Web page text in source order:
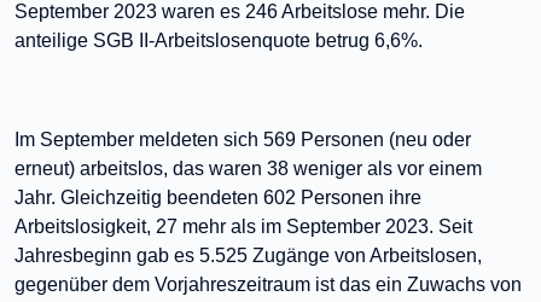
September 2023 waren es 246 Arbeitslose mehr. Die
anteilige SGB II-Arbeitslosenquote betrug 6,6%.
Im September meldeten sich 569 Personen (neu oder
erneut) arbeitslos, das waren 38 weniger als vor einem
Jahr. Gleichzeitig beendeten 602 Personen ihre
Arbeitslosigkeit, 27 mehr als im September 2023. Seit
Jahresbeginn gab es 5.525 Zugänge von Arbeitslosen,
gegenüber dem Vorjahreszeitraum ist das ein Zuwachs von